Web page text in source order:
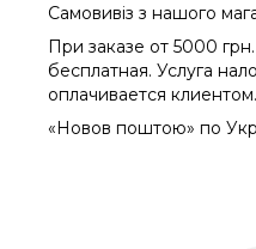
Самовивіз з нашого
При заказе от 5000
бесплатная. Услуга
оплачиваетcя клиентом.
«Новов поштою» по